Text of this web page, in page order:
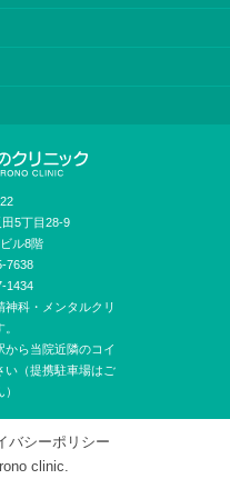
5丁目28-9
ル8階
7638
1434
科・メンタルクリ
ら当院近隣のコイ
い（提携駐車場はご
バシーポリシー
clinic.